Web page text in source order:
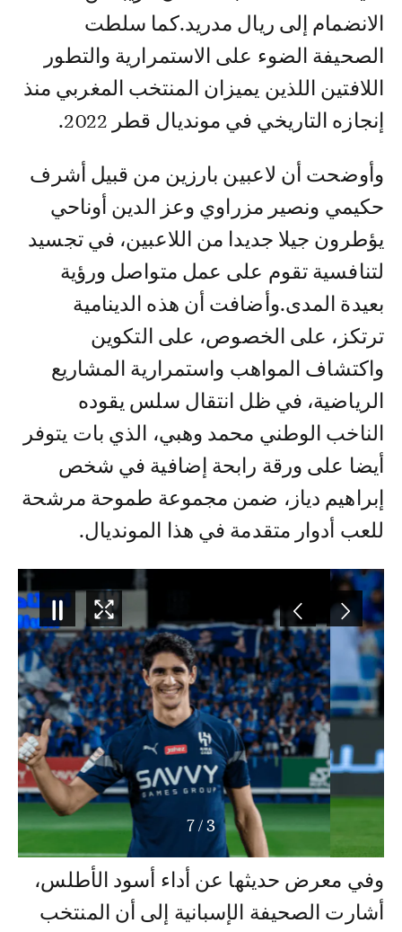
الانضمام إلى ريال مدريد.كما سلطت
الصحيفة الضوء على الاستمرارية والتطور
اللافتين اللذين يميزان المنتخب المغربي منذ
إنجازه التاريخي في مونديال قطر 2022.
وأوضحت أن لاعبين بارزين من قبيل أشرف
حكيمي ونصير مزراوي وعز الدين أوناحي
يؤطرون جيلا جديدا من اللاعبين، في تجسيد
لتنافسية تقوم على عمل متواصل ورؤية
بعيدة المدى.وأضافت أن هذه الدينامية
ترتكز، على الخصوص، على التكوين
واكتشاف المواهب واستمرارية المشاريع
الرياضية، في ظل انتقال سلس يقوده
الناخب الوطني محمد وهبي، الذي بات يتوفر
أيضا على ورقة رابحة إضافية في شخص
إبراهيم دياز، ضمن مجموعة طموحة مرشحة
للعب أدوار متقدمة في هذا المونديال.
3
/
7
وفي معرض حديثها عن أداء أسود الأطلس،
أشارت الصحيفة الإسبانية إلى أن المنتخب